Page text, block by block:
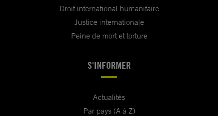
Droit international humanitaire
Justice internationale
Peine de mort et torture
S'INFORMER
Actualités
Par pays (A à Z)